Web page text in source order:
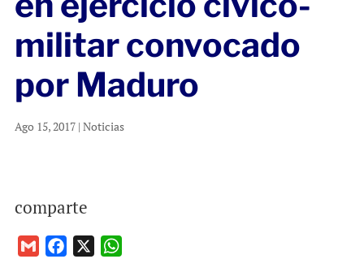
militar convocado
por Maduro
Ago 15, 2017| Noticias
comparte